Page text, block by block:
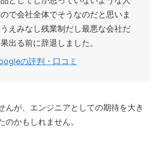
で会社全体でそうなのだと思いま
えみなし残業制だし最悪な会社だ
出る前に辞退しました。
の評判・口コミ
んが、エンジニアとしての期待を大き
のかもしれません。